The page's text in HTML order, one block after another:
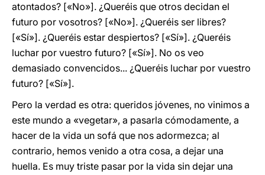
atontados? [«No»]. ¿Queréis que otros decidan el
futuro por vosotros? [«No»]. ¿Queréis ser libres?
[«Sí»]. ¿Queréis estar despiertos? [«Sí»]. ¿Queréis
luchar por vuestro futuro? [«Sí»]. No os veo
demasiado convencidos... ¿Queréis luchar por vuestro
futuro? [«Sí»].
Pero la verdad es otra: queridos jóvenes, no vinimos a
este mundo a «vegetar», a pasarla cómodamente, a
hacer de la vida un sofá que nos adormezca; al
contrario, hemos venido a otra cosa, a dejar una
huella. Es muy triste pasar por la vida sin dejar una